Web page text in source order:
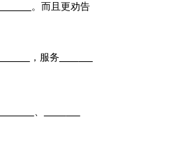
。而且更劝告
，服务